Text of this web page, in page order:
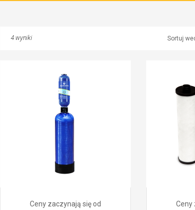
4 wyniki Sortuj
Ceny zaczynają się od
Ceny